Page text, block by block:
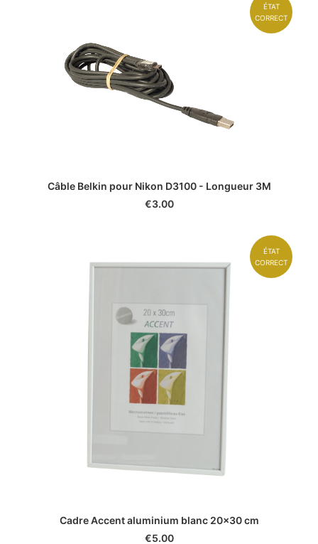
ÉTAT
CORRECT
Câble Belkin pour Nikon D3100 - Longueur 3M
€3.00
ÉTAT
CORRECT
Cadre Accent aluminium blanc 20x30 cm
€5.00